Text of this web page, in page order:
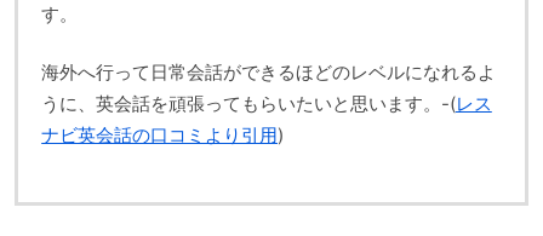
す。
海外へ行って日常会話ができるほどのレベルになれるよ
うに、英会話を頑張ってもらいたいと思います。-(レス
ナビ英会話の口コミより引用)